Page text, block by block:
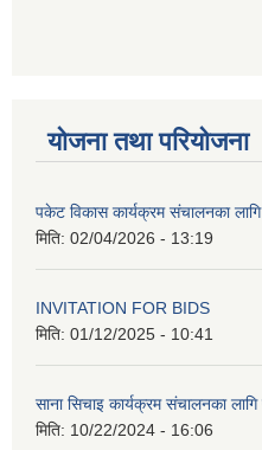
योजना तथा परियोजना
पकेट विकास कार्यक्रम संचालनका
मिति: 02/04/2026 - 13:19
INVITATION FOR BIDS
मिति: 01/12/2025 - 10:41
साना सिचाइ कार्यक्रम संचालनका
मिति: 10/22/2024 - 16:06